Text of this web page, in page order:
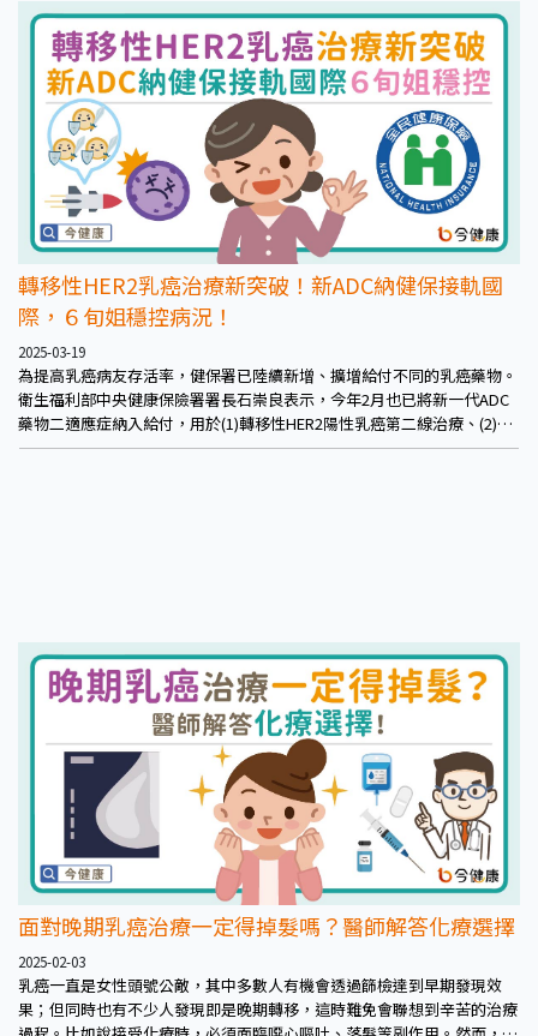
轉移性HER2乳癌治療新突破！新ADC納健保接軌國
際，６旬姐穩控病況！
2025-03-19
為提高乳癌病友存活率，健保署已陸續新增、擴增給付不同的乳癌藥物。
衛生福利部中央健康保險署署長石崇良表示，今年2月也已將新一代ADC
藥物二適應症納入給付，用於(1)轉移性HER2陽性乳癌第二線治療、(2)手
術無法切除之局部晚期或轉移性ER、PR陰性且HER2弱陽性乳癌的第二線
面對晚期乳癌治療一定得掉髮嗎？醫師解答化療選擇
2025-02-03
乳癌一直是女性頭號公敵，其中多數人有機會透過篩檢達到早期發現效
果；但同時也有不少人發現即是晚期轉移，這時難免會聯想到辛苦的治療